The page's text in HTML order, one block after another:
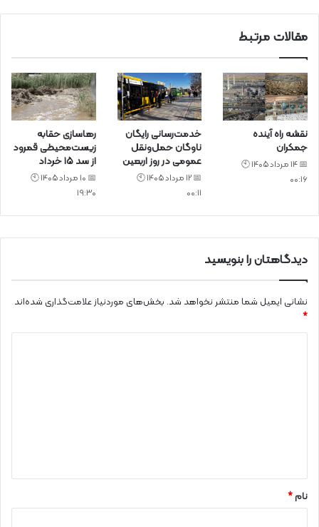
مقالات مرتبط
نقشه راه آینده
جمکران
📅 14 مرداد 1405 🕙
00:16
خدمت‌رسانی رایگان
ناوگان حمل‌ونقل
عمومی در روز اربعین
📅 12 مرداد 1405 🕙
00:11
رهاسازی حقابه
زیست‌محیطی قمرود
از سد ۱۵ خرداد
📅 10 مرداد 1405 🕙
19:30
دیدگاهتان را بنویسید
نشانی ایمیل شما منتشر نخواهد شد. بخش‌های موردنیاز علامت‌گذاری شده‌اند
*
نام*